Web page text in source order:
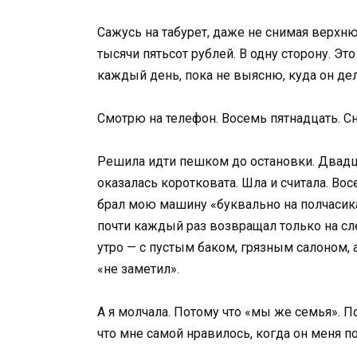
Сажусь на табурет, даже не снимая
тысячи пятьсот рублей. В одну сторону.
каждый день, пока не выясню, куда он
Смотрю на телефон. Восемь пятнадцать.
Решила идти пешком до остановки.
оказалась коротковата. Шла и считала.
брал мою машину «буквально на
почти каждый раз возвращал только на
утро — с пустым баком, грязным салоном,
«не заметил».
А я молчала. Потому что «мы же семья».
что мне самой нравилось, когда он меня